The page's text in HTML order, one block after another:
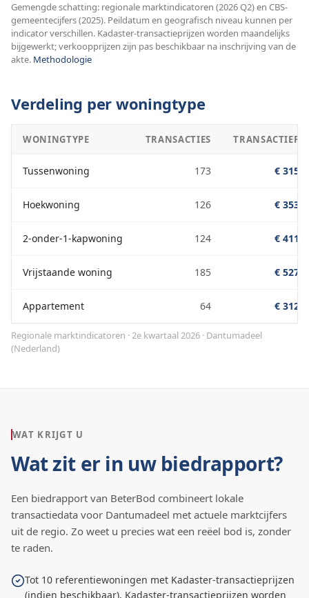
Gemengde schatting: regionale marktindicatoren (2026 Q2) en CBS-
gemeentecijfers (2025). Peildatum en geografisch niveau kunnen per
indicator verschillen. Kadaster-transactieprijzen worden maandelijks
bijgewerkt; verkoopprijzen zijn pas beschikbaar na inschrijving van de
akte. Methodologie
Verdeling per woningtype
WONINGTYPE TRANSACTIES
Tussenwoning 173 €
Hoekwoning 126 €
2-onder-1-kapwoning 124 €
Vrijstaande woning 185 €
Appartement 64 €
Regionale marktindicatoren · 2e kwartaal 2026 · Dantumadeel
(Nederland)
WAT KRIJGT U
Wat zit er in uw biedrapport?
Een biedrapport van BeterBod combineert lokale
transactiedata voor Dantumadeel met actuele marktcijfers
uit de regio. Zo weet u precies wat een reëel bod is, zonder
te raden.
Tot 10 referentiewoningen met Kadaster-transactieprijzen
(indien beschikbaar). Kadaster-transactieprijzen worden